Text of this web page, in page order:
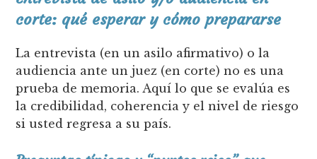
corte: qué esperar y cómo prepararse
La entrevista (en un asilo afirmativo) o la
audiencia ante un juez (en corte) no es una
prueba de memoria. Aquí lo que se evalúa es
la credibilidad, coherencia y el nivel de riesgo
si usted regresa a su país.